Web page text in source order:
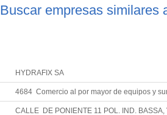
Buscar empresas similares
HYDRAFIX SA
4684 Comercio al por mayor de equipos y
CALLE DE PONIENTE 11 POL. IND. BASSA,